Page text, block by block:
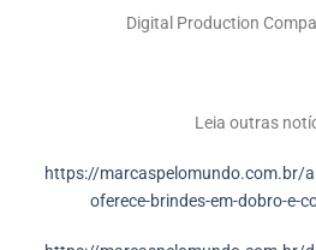
Digital Production
Leia outras
https://marcaspelomundo.com.br/
oferece-brindes-em-dobro-e-